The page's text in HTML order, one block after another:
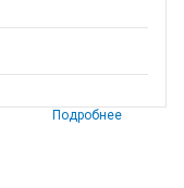
Подробнее